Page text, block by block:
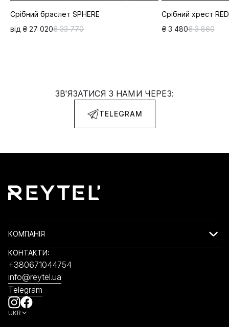
Срібний браслет SPHERE
від ₴ 27 020₴ 33 770
Срібний хрест
₴ 3 480₴ 3 860
ЗВ'ЯЗАТИСЯ З НАМИ ЧЕРЕЗ:
TELEGRAM
КОМПАНІЯ
КОНТАКТИ:
+380671044754
info@reytel.ua
Telegram
UKR